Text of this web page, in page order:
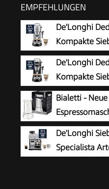
EMPFEHLUNGEN
De'Longhi
Kompakte
manuellem
Cappuccino, ESE Pad
Metall (EC685.M)
De'Longhi
Kompakte
manuellem
Cappuccino, ESE Pad
Schwarz (EC685.BK)
Bialetti -
Edelstahl,
Tellern, 4 Kaffeetassen
De'Longhi
Specialista